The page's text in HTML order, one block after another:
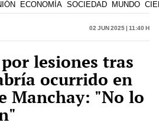
ECONOMÍA SOCIEDAD MUNDO
02 Jun 2025 | 11:40 h
lesiones tras
ocurrido en
Manchay: "No lo